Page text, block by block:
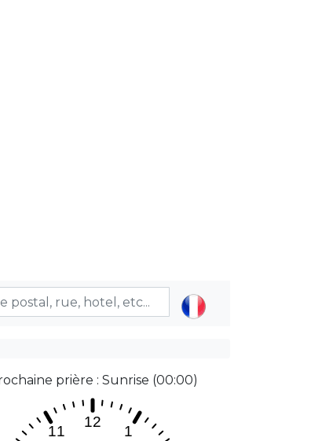
prière : Sunrise (00:00)